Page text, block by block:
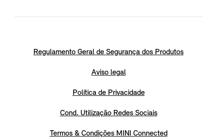
Regulamento Geral de Segurança dos Produtos
Aviso legal
Política de Privacidade
Cond. Utilização Redes Sociais
Termos & Condições MINI Connected